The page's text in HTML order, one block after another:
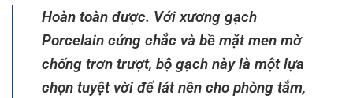
Hoàn toàn được. Với xương gạch
Porcelain cứng chắc và bề mặt men mờ
chống trơn trượt, bộ gạch này là một lựa
chọn tuyệt vời để lát nền cho phòng tắm,